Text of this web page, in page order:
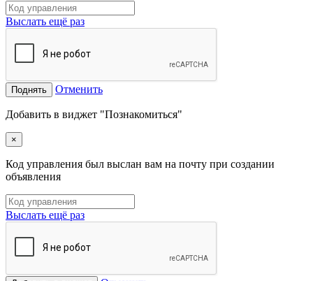
Выслать ещё раз
Поднять Отменить
Добавить в виджет "Познакомиться"
×
Код управления был выслан вам на почту при создании
объявления
Выслать ещё раз